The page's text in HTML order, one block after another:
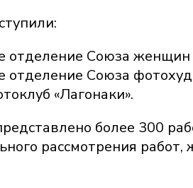
отделение Союза женщин
отделение Союза
«Лагонаки».
более 300
рассмотрения